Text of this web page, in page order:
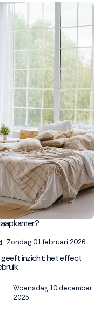
Zondag 01 februari 2026
geeft inzicht: het effect
Woensdag 10 december
2025